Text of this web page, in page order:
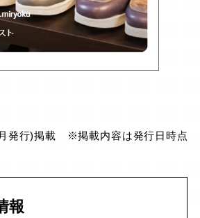
発行)掲載 ※掲載内容は発行日時点
報